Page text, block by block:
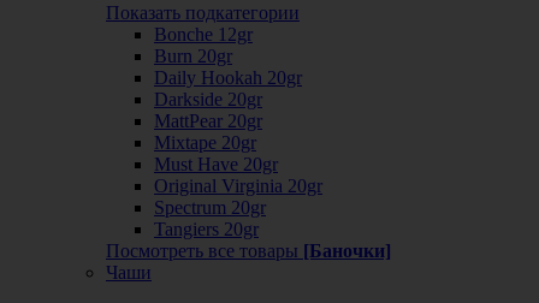
Показать подкатегории
Bonche 12gr
Burn 20gr
Daily Hookah 20gr
Darkside 20gr
MattPear 20gr
Mixtape 20gr
Must Have 20gr
Original Virginia 20gr
Spectrum 20gr
Tangiers 20gr
Посмотреть все товары [Баночки]
Чаши